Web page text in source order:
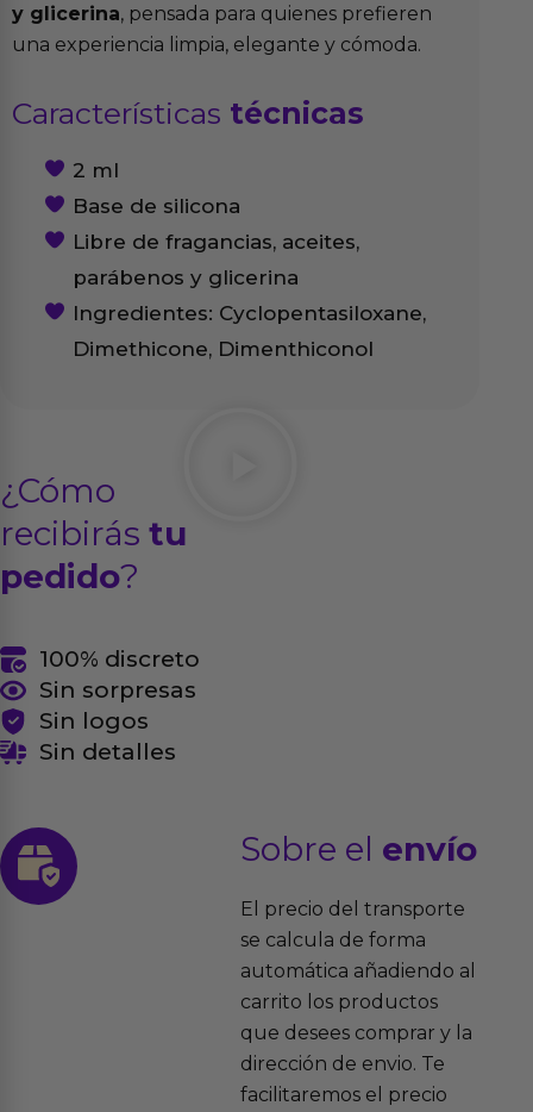
y glicerina, pensada para quienes prefieren
una experiencia limpia, elegante y cómoda.
Características técnicas
2 ml
Base de silicona
Libre de fragancias, aceites,
parábenos y glicerina
Ingredientes: Cyclopentasiloxane,
Dimethicone, Dimenthiconol
¿Cómo
recibirás tu
pedido?
100% discreto
Sin sorpresas
Sin logos
Sin detalles
Sobre el envío
El precio del transporte
se calcula de forma
automática añadiendo al
carrito los productos
que desees comprar y la
dirección de envio. Te
facilitaremos el precio